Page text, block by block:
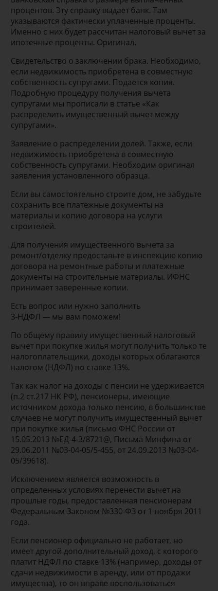
процентов. Эту справку выдает банк. Там
указываются фактически уплаченные проценты.
Именно с них будет рассчитан налоговый вычет за
ипотечные проценты. Оригинал.
Свидетельство о заключении брака. Необходимо,
если недвижимость приобретена в совместную
собственность супругами. Подается копия.
Подробную процедуру получения вычета
супругами мы прописали в статье «Как
распределить имущественный вычет между
супругами».
Заявление о распределении долей. Также, если
недвижимость приобретена в совместную
собственность супругами. Необходим оригинал
заявления установленного образца.
Если вы самостоятельно строите дом, не забудьте
сохранить все платежные документы на
материалы и копию договора на услуги
строителей.
Для получения имущественного вычета за
ремонт/отделку предоставьте в инспекцию копию
договора на ремонтные работы и платежные
документы на строительные материалы. ИФНС
принимает заверенные копии.
Есть вопрос или нужно заполнить
3-НДФЛ — мы вам поможем!
По общему правилу имущественный налоговый
вычет при покупке жилья могут получить только те
налогоплательщики, доходы которых облагаются
налогом (НДФЛ) по ставке 13%.
Так как налог на доходы с пенсии не удерживается
(п.2 ст.217 НК РФ), пенсионеры, имеющие
источником дохода только пенсию, в большинстве
случаев не могут получить имущественный вычет
при покупке жилья (письмо ФНС России от
15.05.2013 №ЕД-4-3/8721@, Письма Минфина от
29.06.2011 №03-04-05/5-455, от 24.09.2013 №03-04-
05/39618).
Исключением является возможность в
определенных условиях перенести вычет на
прошлые годы, предоставленная пенсионерам
Федеральным Законом №330-ФЗ от 1 ноября 2011
года.
Если пенсионер официально не работает, но
имеет другой дополнительный доход, с которого
платит НДФЛ по ставке 13% (например, доходы от
сдачи недвижимости в аренду, или от продажи
имущества), то он вправе воспользоваться